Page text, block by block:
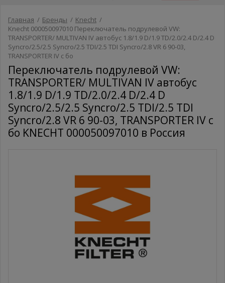
Главная / Бренды / Knecht /
Knecht 000050097010 Переключатель подрулевой VW:
TRANSPORTER/ MULTIVAN IV автобус 1.8/1.9 D/1.9 TD/2.0/2.4 D/2.4 D
Syncro/2.5/2.5 Syncro/2.5 TDI/2.5 TDI Syncro/2.8 VR 6 90-03,
TRANSPORTER IV c бо
Переключатель подрулевой VW:
TRANSPORTER/ MULTIVAN IV автобус
1.8/1.9 D/1.9 TD/2.0/2.4 D/2.4 D
Syncro/2.5/2.5 Syncro/2.5 TDI/2.5 TDI
Syncro/2.8 VR 6 90-03, TRANSPORTER IV c
бо KNECHT 000050097010 в Россия